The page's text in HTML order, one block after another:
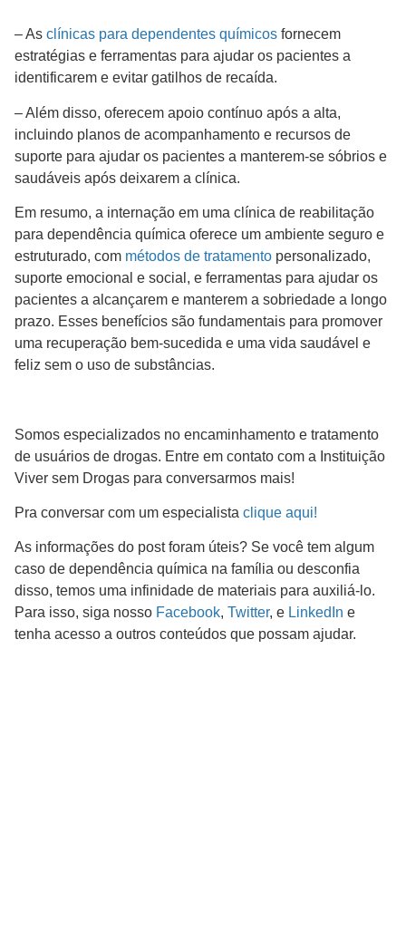
– As clínicas para dependentes químicos fornecem
estratégias e ferramentas para ajudar os pacientes a
identificarem e evitar gatilhos de recaída.
– Além disso, oferecem apoio contínuo após a alta,
incluindo planos de acompanhamento e recursos de
suporte para ajudar os pacientes a manterem-se sóbrios e
saudáveis após deixarem a clínica.
Em resumo, a internação em uma clínica de reabilitação
para dependência química oferece um ambiente seguro e
estruturado, com métodos de tratamento personalizado,
suporte emocional e social, e ferramentas para ajudar os
pacientes a alcançarem e manterem a sobriedade a longo
prazo. Esses benefícios são fundamentais para promover
uma recuperação bem-sucedida e uma vida saudável e
feliz sem o uso de substâncias.
Somos especializados no encaminhamento e tratamento
de usuários de drogas. Entre em contato com a Instituição
Viver sem Drogas para conversarmos mais!
Pra conversar com um especialista clique aqui!
As informações do post foram úteis? Se você tem algum
caso de dependência química na família ou desconfia
disso, temos uma infinidade de materiais para auxiliá-lo.
Para isso, siga nosso Facebook, Twitter, e LinkedIn e
tenha acesso a outros conteúdos que possam ajudar.